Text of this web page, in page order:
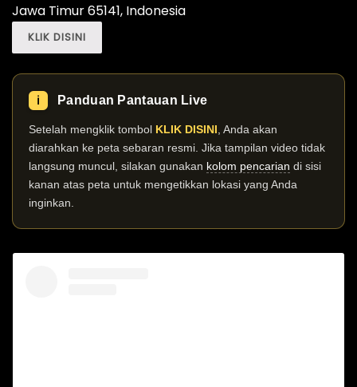
Jawa Timur 65141, Indonesia
KLIK DISINI
ℹ️ Panduan Pantauan Live
Setelah mengklik tombol KLIK DISINI , Anda akan
diarahkan ke peta sebaran resmi. Jika tampilan video tidak
langsung muncul, silakan gunakan kolom pencarian di sisi
kanan atas peta untuk mengetikkan lokasi yang Anda
inginkan.